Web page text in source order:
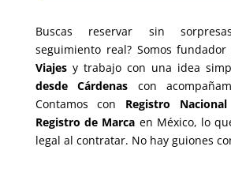
Buscas reservar sin
seguimiento real? Somos fundador
Viajesy trabajo con una idea
desde Cárdenas con
Contamos con Registro
Registro de Marca en México, lo
legal al contratar. No hay guiones